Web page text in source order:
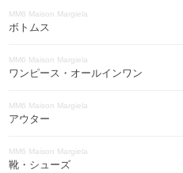
スマホケース・テックアクセサリー(3)
ブライダル・パーティー(2)
MM6 Maison Margiela
ボトムス
MM6 Maison Margiela
ワンピース・オールインワン
MM6 Maison Margiela
アウター
MM6 Maison Margiela
靴・シューズ